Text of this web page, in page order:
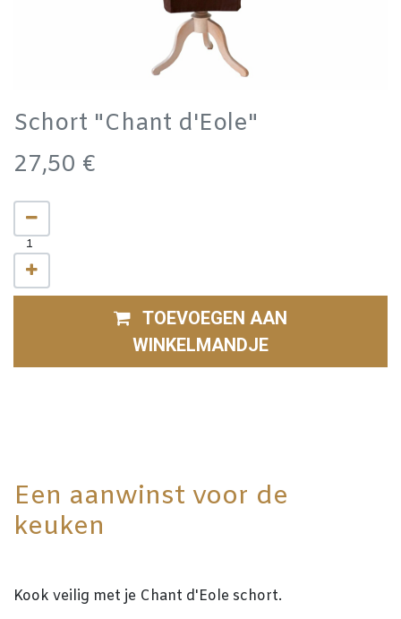
Schort "Chant d'Eole"
27,50 €
TOEVOEGEN AAN
WINKELMANDJE
Een aanwinst voor de
keuken
Kook veilig met je Chant d'Eole schort.